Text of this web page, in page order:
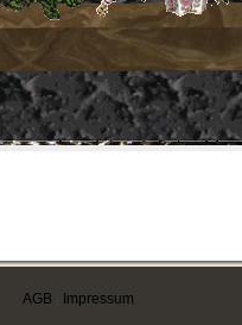
AGB Impressum